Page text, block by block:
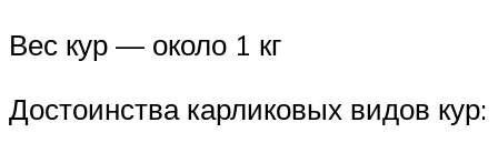
Вес кур — около 1 кг
Достоинства карликовых видов кур: